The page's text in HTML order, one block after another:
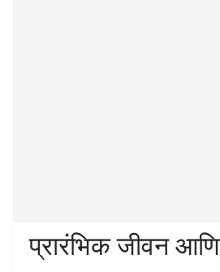
प्रारंभिक जीवन